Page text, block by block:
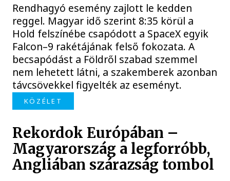
Rendhagyó esemény zajlott le kedden
reggel. Magyar idő szerint 8:35 körül a
Hold felszínébe csapódott a SpaceX egyik
Falcon–9 rakétájának felső fokozata. A
becsapódást a Földről szabad szemmel
nem lehetett látni, a szakemberek azonban
távcsövekkel figyelték az eseményt.
KÖZÉLET
Rekordok Európában –
Magyarország a legforróbb,
Angliában szárazság tombol